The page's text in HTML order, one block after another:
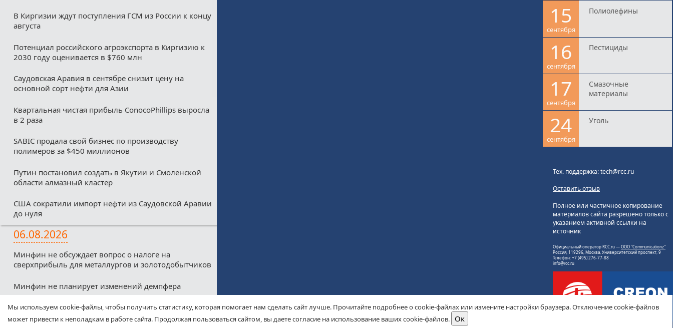
В Киргизии ждут поступления ГСМ из России к концу
августа
Потенциал российского агроэкспорта в Киргизию к
2030 году оценивается в $760 млн
Саудовская Аравия в сентябре снизит цену на
основной сорт нефти для Азии
Квартальная чистая прибыль ConocoPhillips выросла
в 2 раза
SABIC продала свой бизнес по производству
полимеров за $450 миллионов
Путин постановил создать в Якутии и Смоленской
области алмазный кластер
США сократили импорт нефти из Саудовской Аравии
до нуля
06.08.2026
Минфин не обсуждает вопрос о налоге на
сверхприбыль для металлургов и золотодобытчиков
Минфин не планирует изменений демпфера
Минфин против любых налоговых льгот для малых
нефтекомпаний из-за дефицитного бюджета
15
сентября
Полиолефины
16
сентября
Пестициды
17
сентября
Смазочные
материалы
24
сентября
Уголь
Тех. поддержка: tech@rcc.ru
Оставить отзыв
Полное или частичное копирование
материалов сайта разрешено только с
указанием активной ссылки на
источник
Официальный оператор RCC.ru —ООО "Communicationz"
Россия, 119296, Москва, Университетский проспект, 9
Телефон: +7 (495) 276-77-88
info@rcc.ru
Мы используем cookie-файлы, чтобы получить статистику, которая помогает нам сделать сайт лучше. Прочитайте подробнее о cookie-файлах или измените настройки браузера. Отключение cookie-файлов
может привести к неполадкам в работе сайта. Продолжая пользоваться сайтом, вы даете согласие на использование ваших cookie-файлов.